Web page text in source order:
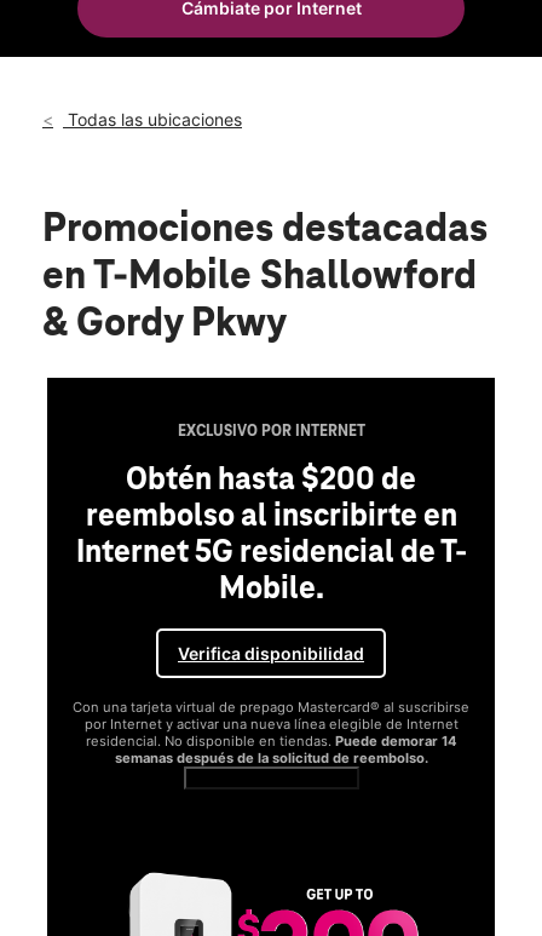
Jue.:
10:00 a.m. a 8:00 p.m.
3041 Shallowford Rd Marietta, GA 30062
Cámbiate por Internet
Todas las ubicaciones
Promociones destacadas
en T-Mobile Shallowford
& Gordy Pkwy
EXCLUSIVO POR INTERNET
Obtén hasta $200 de
reembolso al inscribirte en
Internet 5G residencial de T-
Mobile.
Verifica disponibilidad
Con una tarjeta virtual de prepago Mastercard® al suscribirse
por Internet y activar una nueva línea elegible de Internet
residencial. No disponible en tiendas. Puede demorar 14
semanas después de la solicitud de reembolso.